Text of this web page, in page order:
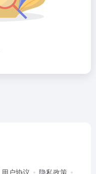
用户协议 隐私政策